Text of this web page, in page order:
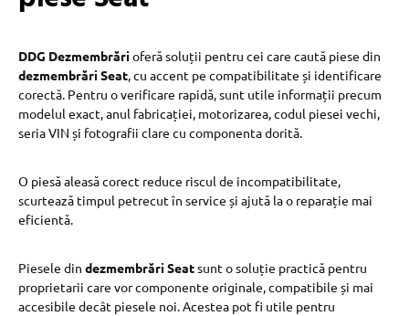
DDG Dezmembrărioferă soluții pentru cei care caută piese din
dezmembrări Seat, cu accent pe compatibilitate și identificare
corectă. Pentru o verificare rapidă, sunt utile informații precum
modelul exact, anul fabricației, motorizarea, codul piesei vechi,
seria VIN și fotografii clare cu componenta dorită.
O piesă aleasă corect reduce riscul de incompatibilitate,
scurtează timpul petrecut în service și ajută la o reparație mai
eficientă.
Piesele din dezmembrări Seatsunt o soluție practică pentru
proprietarii care vor componente originale, compatibile și mai
accesibile decât piesele noi. Acestea pot fi utile pentru